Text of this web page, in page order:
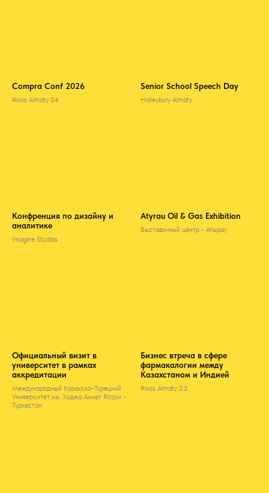
Compra Conf 2026
Rixos Almaty 04
Senior School Speech Day
Haileybury Almaty
Конфренция по дизайну и
аналитике
Imagine Studios
Atyrau Oil & Gas Exhibition
Выставочный центр - Атырау
Официальный визит в
университет в рамках
аккредитации
Международный Казахско-Турецкий
Университет им. Ходжа Ахмет Ясауи -
Туркестан
Бизнес втреча в сфере
фармакалогии между
Казахстаном и Индией
Rixos Almaty 03